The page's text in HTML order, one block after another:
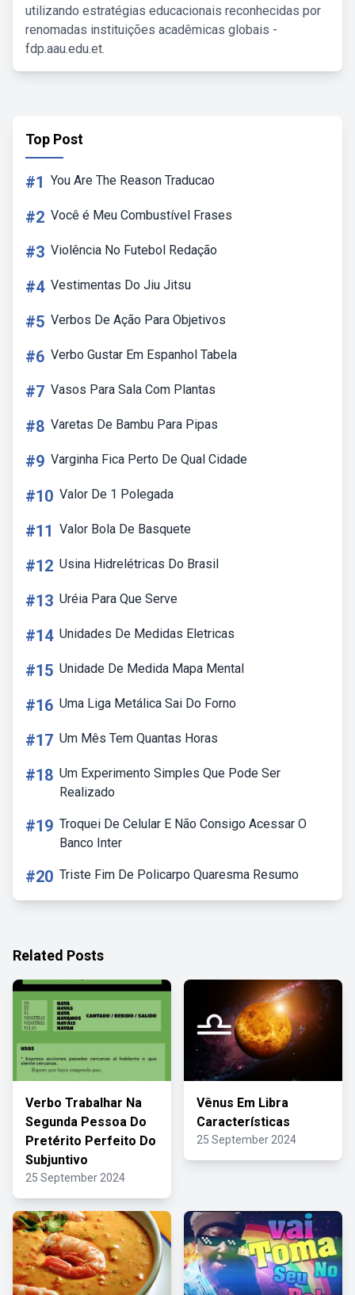
utilizando estratégias educacionais reconhecidas por
renomadas instituições acadêmicas globais -
fdp.aau.edu.et.
Top Post
#1 You Are The Reason Traducao
#2 Você é Meu Combustível Frases
#3 Violência No Futebol Redação
#4 Vestimentas Do Jiu Jitsu
#5 Verbos De Ação Para Objetivos
#6 Verbo Gustar Em Espanhol Tabela
#7 Vasos Para Sala Com Plantas
#8 Varetas De Bambu Para Pipas
#9 Varginha Fica Perto De Qual Cidade
#10 Valor De 1 Polegada
#11 Valor Bola De Basquete
#12 Usina Hidrelétricas Do Brasil
#13 Uréia Para Que Serve
#14 Unidades De Medidas Eletricas
#15 Unidade De Medida Mapa Mental
#16 Uma Liga Metálica Sai Do Forno
#17 Um Mês Tem Quantas Horas
#18 Um Experimento Simples Que Pode Ser
Realizado
#19 Troquei De Celular E Não Consigo Acessar O
Banco Inter
#20 Triste Fim De Policarpo Quaresma Resumo
Related Posts
Verbo Trabalhar Na
Segunda Pessoa Do
Pretérito Perfeito Do
Subjuntivo
25 September 2024
Vênus Em Libra
Características
25 September 2024